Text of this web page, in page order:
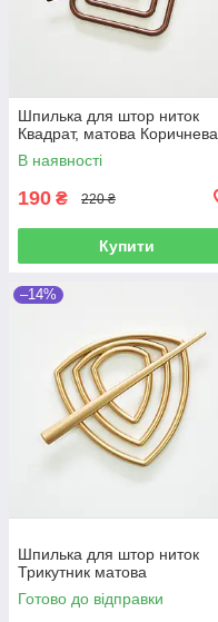
Шпилька для штор ниток
Квадрат, матова Коричнева
В наявності
190 ₴ 220 ₴
Купити
–14%
Шпилька для штор ниток
Трикутник матова
Готово до відправки